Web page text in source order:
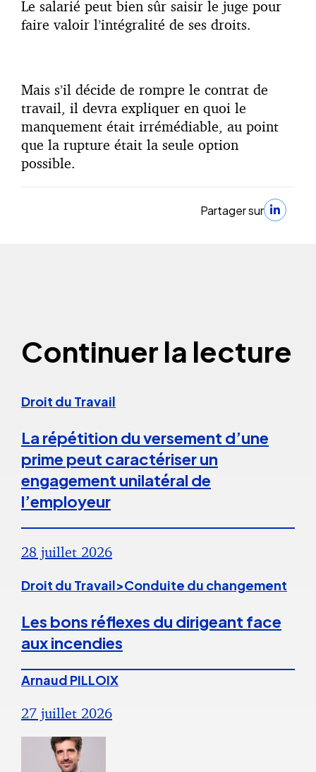
Le salarié peut bien sûr saisir le juge pour
faire valoir l’intégralité de ses droits.
Mais s’il décide de rompre le contrat de
travail, il devra expliquer en quoi le
manquement était irrémédiable, au point
que la rupture était la seule option
possible.
Partager sur
Continuer la lecture
Droit du Travail
La répétition du versement d’une
prime peut caractériser un
engagement unilatéral de
l’employeur
28 juillet 2026
Droit du Travail>Conduite du changement
Les bons réflexes du dirigeant face
aux incendies
Arnaud PILLOIX
27 juillet 2026